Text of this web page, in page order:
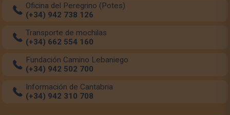
Oficina del Peregrino (Potes)
(+34) 942 738 126
Transporte de mochilas
(+34) 662 554 160
Fundación Camino Lebaniego
(+34) 942 502 700
Información de Cantabria
(+34) 942 310 708